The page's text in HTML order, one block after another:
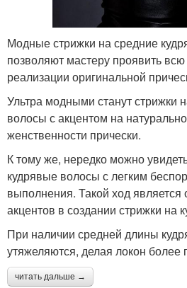
Модные стрижки на средние
позволяют мастеру проявить
реализации оригинальной
Ультра модными станут стрижки
волосы с акцентом на
женственности прически.
К тому же, нередко можно
кудрявые волосы с легким
выполнения. Такой ход
акцентов в создании стрижки на
При наличии средней длины
утяжеляются, делая локон
читать дальше →